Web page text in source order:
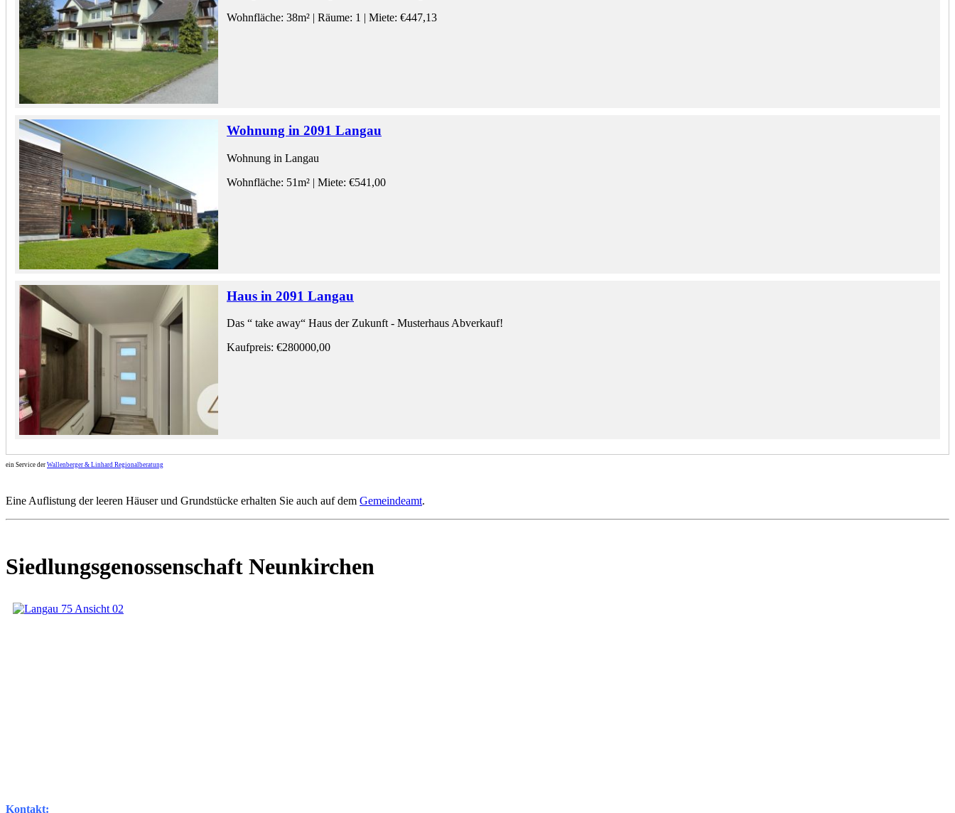
Wohnfläche: 38m² | Räume: 1 | Miete: €447,13
Wohnung in 2091 Langau
Wohnung in Langau
Wohnfläche: 51m² | Miete: €541,00
Haus in 2091 Langau
Das “ take away“ Haus der Zukunft - Musterhaus Abverkauf!
Kaufpreis: €280000,00
ein Service der Wallenberger & Linhard Regionalberatung
Eine Auflistung der leeren Häuser und Grundstücke erhalten Sie auch auf dem Gemeindeamt.
Siedlungsgenossenschaft Neunkirchen
Kontakt: